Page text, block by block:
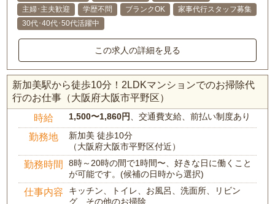
主婦･主夫歓迎
学歴不問 ブランクOK
家事代行スタッフ募集
30代･40代･50代活躍中
この求人の詳細を見る
新加美駅から徒歩10分！2LDKマンションでのお掃除代
行のお仕事（大阪府大阪市平野区）
時給 1,500〜1,860円 、交通費支給、前払い制度あり
勤務地
新加美 徒歩10分
（大阪府大阪市平野区付近）
勤務時間
8時～20時の間で1時間〜、好きな日に働くこと
が可能です。(候補の日時から選択)
仕事内容
キッチン、トイレ、お風呂、洗面所、リビン
グ、その他のお掃除